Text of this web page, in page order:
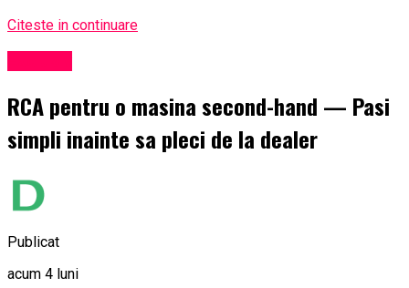
Citeste in continuare
RCA pentru o masina second-hand — Pasi
simpli inainte sa pleci de la dealer
Publicat
acum 4 luni